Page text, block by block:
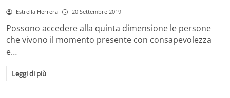
Estrella Herrera 20 Settembre 2019
Possono accedere alla quinta dimensione le persone
che vivono il momento presente con consapevolezza
e…
Leggi di più